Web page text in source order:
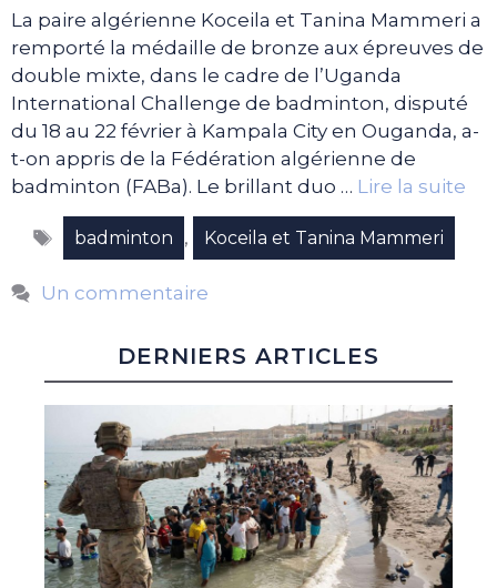
La paire algérienne Koceila et Tanina Mammeri a
remporté la médaille de bronze aux épreuves de
double mixte, dans le cadre de l’Uganda
International Challenge de badminton, disputé
du 18 au 22 février à Kampala City en Ouganda, a-
t-on appris de la Fédération algérienne de
badminton (FABa). Le brillant duo … Lire la suite
Étiquettes
badminton , Koceila et Tanina Mammeri
Un commentaire
DERNIERS ARTICLES